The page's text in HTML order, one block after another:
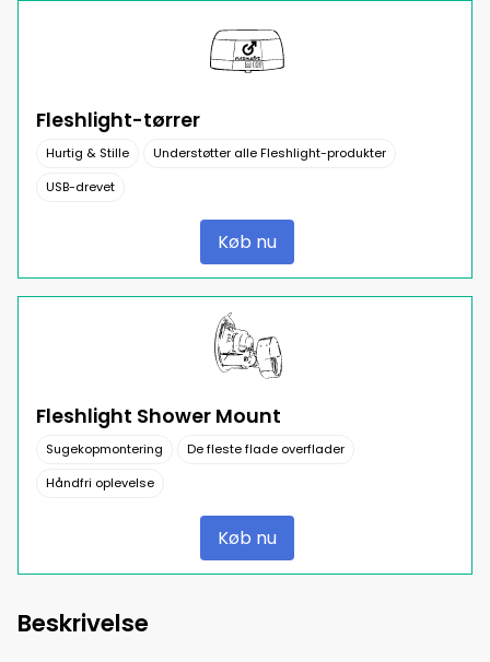
Fleshlight-tørrer
Hurtig & Stille
Understøtter alle Fleshlight-produkter
USB-drevet
Køb nu
Fleshlight Shower Mount
Sugekopmontering
De fleste flade overflader
Håndfri oplevelse
Køb nu
Beskrivelse